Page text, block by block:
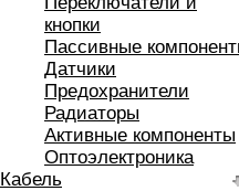
кнопки
Пассивные
Датчики
Предохранители
Радиаторы
Активные компоненты
Оптоэлектроника
Кабель